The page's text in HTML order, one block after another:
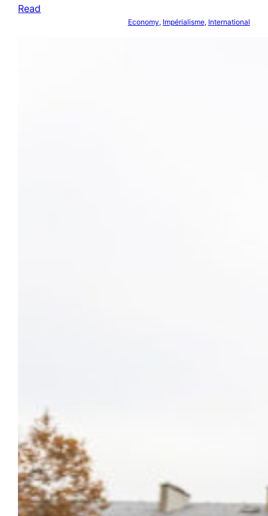
Read
Economy, Impérialisme, International